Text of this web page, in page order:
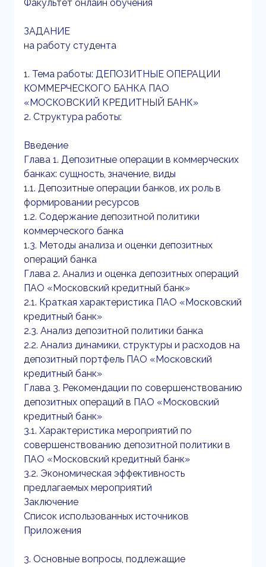
Факультет онлайн обучения
ЗАДАНИЕ
на работу студента
1. Тема работы: ДЕПОЗИТНЫЕ ОПЕРАЦИИ
КОММЕРЧЕСКОГО БАНКА ПАО
«МОСКОВСКИЙ КРЕДИТНЫЙ БАНК»
2. Структура работы:
Введение
Глава 1. Депозитные операции в коммерческих
банках: сущность, значение, виды
1.1. Депозитные операции банков, их роль в
формировании ресурсов
1.2. Содержание депозитной политики
коммерческого банка
1.3. Методы анализа и оценки депозитных
операций банка
Глава 2. Анализ и оценка депозитных операций
ПАО «Московский кредитный банк»
2.1. Краткая характеристика ПАО «Московский
кредитный банк»
2.3. Анализ депозитной политики банка
2.2. Анализ динамики, структуры и расходов на
депозитный портфель ПАО «Московский
кредитный банк»
Глава 3. Рекомендации по совершенствованию
депозитных операций в ПАО «Московский
кредитный банк»
3.1. Характеристика мероприятий по
совершенствованию депозитной политики в
ПАО «Московский кредитный банк»
3.2. Экономическая эффективность
предлагаемых мероприятий
Заключение
Список использованных источников
Приложения
3. Основные вопросы, подлежащие